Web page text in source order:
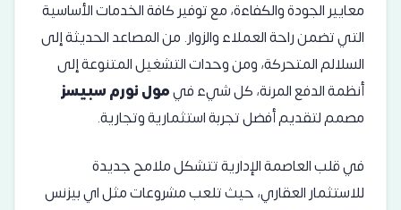
معايير الجودة والكفاءة، مع توفير كافة الخدمات الأساسية
التي تضمن راحة العملاء والزوار. من المصاعد الحديثة إلى
السلالم المتحركة، ومن وحدات التشغيل المتنوعة إلى
أنظمة الدفع المرنة، كل شيء فيمول نورم سبيسز
مصمم لتقديم أفضل تجربة استثمارية وتجارية.
في قلب العاصمة الإدارية تتشكل ملامح جديدة
للاستثمار العقاري، حيث تلعب مشروعات مثلاي بيزنس